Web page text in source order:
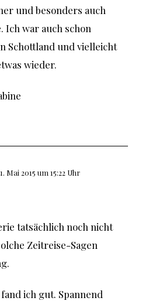
und besonders auch
Ich war auch schon
Schottland und vielleicht
wieder.
Mai 2015 um 15:22 Uhr
tatsächlich noch nicht
Zeitreise-Sagen
ich gut. Spannend